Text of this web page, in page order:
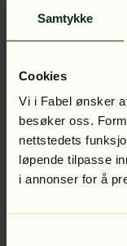
Samtykke
Cookies
Vi i Fabel ønsker
besøker oss.
nettstedets
løpende tilpasse
i annonser for å